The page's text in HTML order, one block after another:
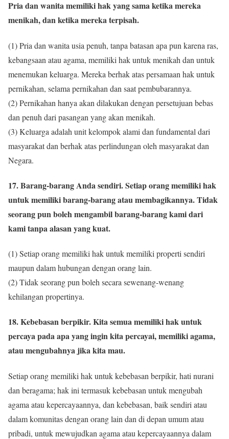
Pria dan wanita memiliki hak yang sama ketika mereka
menikah, dan ketika mereka terpisah.
(1) Pria dan wanita usia penuh, tanpa batasan apa pun karena ras,
kebangsaan atau agama, memiliki hak untuk menikah dan untuk
menemukan keluarga. Mereka berhak atas persamaan hak untuk
pernikahan, selama pernikahan dan saat pembubarannya.
(2) Pernikahan hanya akan dilakukan dengan persetujuan bebas
dan penuh dari pasangan yang akan menikah.
(3) Keluarga adalah unit kelompok alami dan fundamental dari
masyarakat dan berhak atas perlindungan oleh masyarakat dan
Negara.
17. Barang-barang Anda sendiri. Setiap orang memiliki hak
untuk memiliki barang-barang atau membagikannya. Tidak
seorang pun boleh mengambil barang-barang kami dari
kami tanpa alasan yang kuat.
(1) Setiap orang memiliki hak untuk memiliki properti sendiri
maupun dalam hubungan dengan orang lain.
(2) Tidak seorang pun boleh secara sewenang-wenang
kehilangan propertinya.
18. Kebebasan berpikir. Kita semua memiliki hak untuk
percaya pada apa yang ingin kita percayai, memiliki agama,
atau mengubahnya jika kita mau.
Setiap orang memiliki hak untuk kebebasan berpikir, hati nurani
dan beragama; hak ini termasuk kebebasan untuk mengubah
agama atau kepercayaannya, dan kebebasan, baik sendiri atau
dalam komunitas dengan orang lain dan di depan umum atau
pribadi, untuk mewujudkan agama atau kepercayaannya dalam